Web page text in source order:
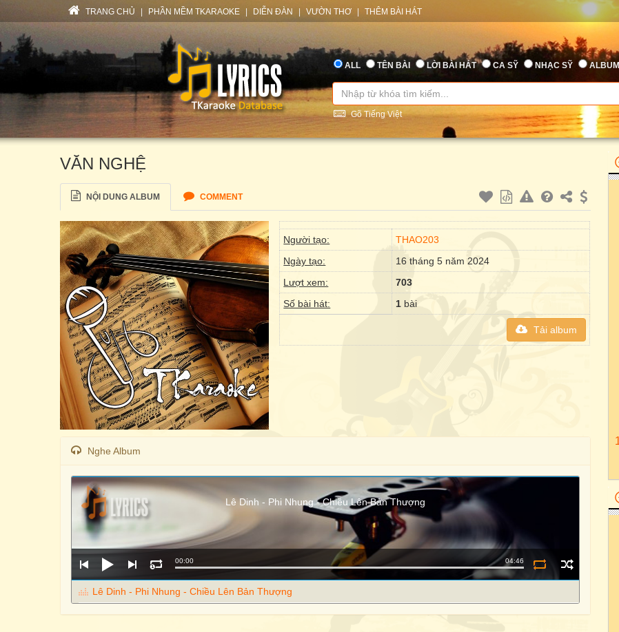
TRANG CHỦ PHẦN MỀM TKARAOKE DIỄN ĐÀN VƯỜN THƠ THÊM BÀI HÁT
ALL TÊN BÀI LỜI BÀI HÁT CA SỸ NHẠC SỸ ALBUM
Gõ Tiếng Việt
VĂN NGHỆ
NỘI DUNG ALBUM COMMENT
Người tạo:
THAO203
Ngày tạo:
16 tháng 5 năm 2024
Lượt xem:
703
Số bài hát:
1 bài
Tải album
Nghe Album
Lê Dinh - Phi Nhung - Chiều Lên Bản Thượng
00:00 04:46
Lê Dinh - Phi Nhung - Chiều Lên Bản Thượng